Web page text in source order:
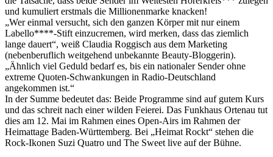
und kumuliert erstmals die Millionenmarke knacken!
„Wer einmal versucht, sich den ganzen Körper mit nur einem
Labello****-Stift einzucremen, wird merken, dass das ziemlich
lange dauert“, weiß Claudia Roggisch aus dem Marketing
(nebenberuflich weitgehend unbekannte Beauty-Bloggerin).
„Ähnlich viel Geduld bedarf es, bis ein nationaler Sender ohne
extreme Quoten-Schwankungen in Radio-Deutschland
angekommen ist.“
In der Summe bedeutet das: Beide Programme sind auf gutem Kurs
und das schreit nach einer wilden Feierei. Das Funkhaus Ortenau tut
dies am 12. Mai im Rahmen eines Open-Airs im Rahmen der
Heimattage Baden-Württemberg. Bei „Heimat Rockt“ stehen die
Rock-Ikonen Suzi Quatro und The Sweet live auf der Bühne.